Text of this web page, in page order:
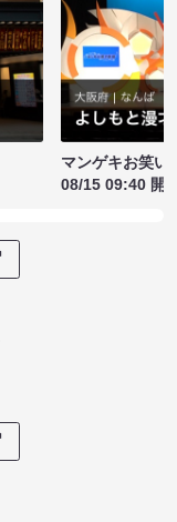
マンゲキお笑い
08/15 09:40 開